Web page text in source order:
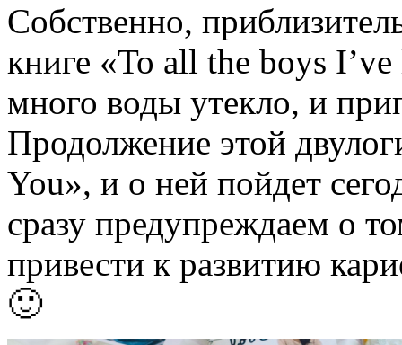
Собственно,
книге «To all the boys
много воды утекло, и
Продолжение этой
You», и о ней пойдет
сразу предупреждаем о
привести к развитию
🙂